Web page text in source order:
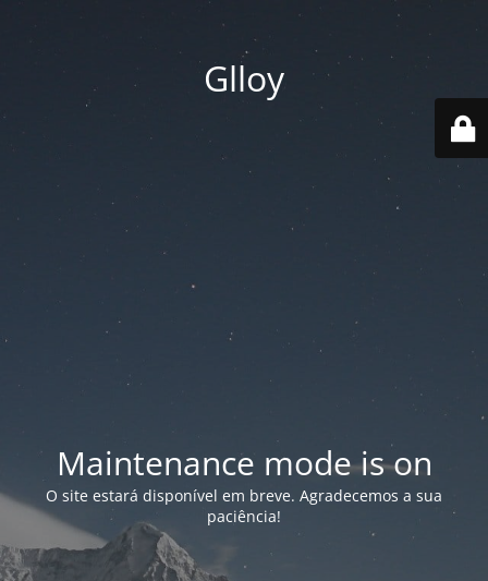
Glloy
Maintenance mode is on
O site estará disponível em breve. Agradecemos a sua
paciência!